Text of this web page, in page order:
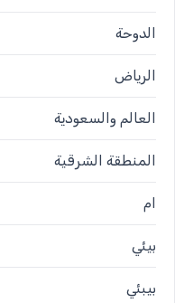
الدوحة
الرياض
العالم والسعودية
المنطقة الشرقية
ام
بيئي
بيبئي